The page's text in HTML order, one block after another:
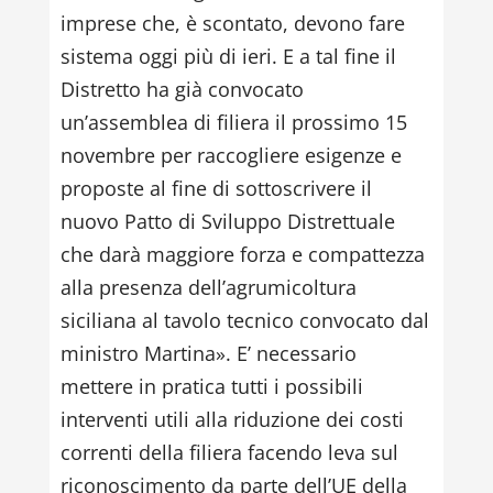
imprese che, è scontato, devono fare
sistema oggi più di ieri. E a tal fine il
Distretto ha già convocato
un’assemblea di filiera il prossimo 15
novembre per raccogliere esigenze e
proposte al fine di sottoscrivere il
nuovo Patto di Sviluppo Distrettuale
che darà maggiore forza e compattezza
alla presenza dell’agrumicoltura
siciliana al tavolo tecnico convocato dal
ministro Martina». E’ necessario
mettere in pratica tutti i possibili
interventi utili alla riduzione dei costi
correnti della filiera facendo leva sul
riconoscimento da parte dell’UE della